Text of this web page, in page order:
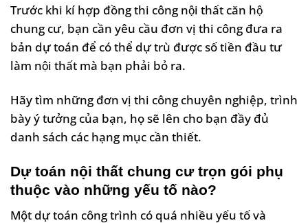
Trước khi kí hợp đồng thi công nội thất căn hộ
chung cư, bạn cần yêu cầu đơn vị thi công đưa ra
bản dự toán để có thể dự trù được số tiền đầu tư
làm nội thất mà bạn phải bỏ ra.
Hãy tìm những đơn vị thi công chuyên nghiệp, trình
bày ý tưởng của bạn, họ sẽ lên cho bạn đầy đủ
danh sách các hạng mục cần thiết.
Dự toán nội thất chung cư trọn gói phụ
thuộc vào những yếu tố nào?
Một dự toán công trình có quá nhiều yếu tố và